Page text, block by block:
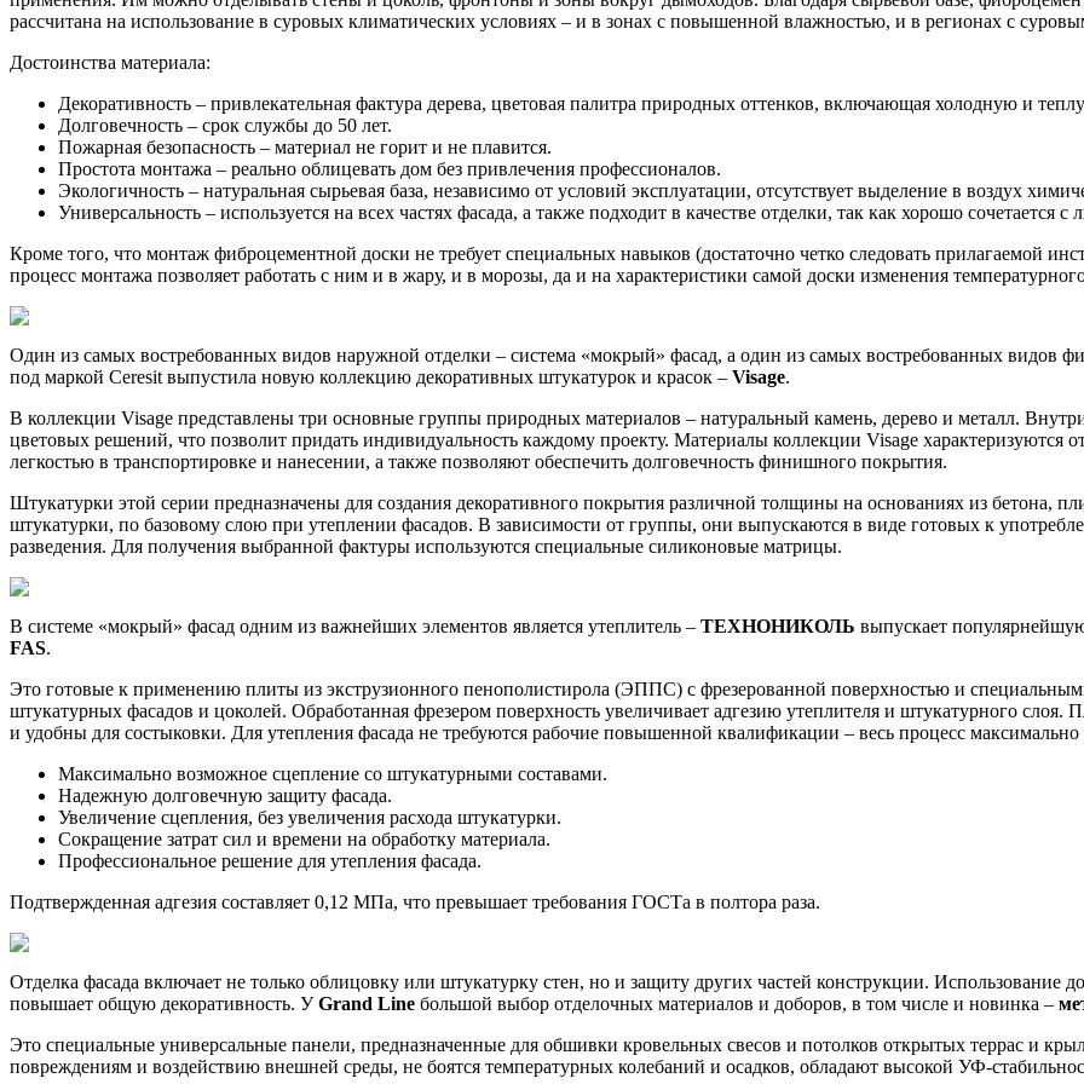
рассчитана на использование в суровых климатических условиях – и в зонах с повышенной влажностью, и в регионах с
Достоинства материала:
Декоративность – привлекательная фактура дерева, цветовая палитра природных оттенков, включающая холодную и
Долговечность – срок службы до 50 лет.
Пожарная безопасность – материал не горит и не плавится.
Простота монтажа – реально облицевать дом без привлечения профессионалов.
Экологичность – натуральная сырьевая база, независимо от условий эксплуатации, отсутствует выделение в воздух
Универсальность – используется на всех частях фасада, а также подходит в качестве отделки, так как хорошо
Кроме того, что монтаж фиброцементной доски не требует специальных навыков (достаточно четко следовать прилагаемой
процесс монтажа позволяет работать с ним и в жару, и в морозы, да и на характеристики самой доски изменения
Один из самых востребованных видов наружной отделки – система «мокрый» фасад, а один из самых востребованных видов
под маркой Ceresit выпустила новую коллекцию декоративных штукатурок и красок – Visage.
В коллекции Visage представлены три основные группы природных материалов – натуральный камень, дерево и металл.
цветовых решений, что позволит придать индивидуальность каждому проекту. Материалы коллекции Visage
легкостью в транспортировке и нанесении, а также позволяют обеспечить долговечность финишного покрытия.
Штукатурки этой серии предназначены для создания декоративного покрытия различной толщины на основаниях из
штукатурки, по базовому слою при утеплении фасадов. В зависимости от группы, они выпускаются в виде готовых к
разведения. Для получения выбранной фактуры используются специальные силиконовые матрицы.
В системе «мокрый» фасад одним из важнейших элементов является утеплитель – ТЕХНОНИКОЛЬ выпускает
FAS.
Это готовые к применению плиты из экструзионного пенополистирола (ЭППС) с фрезерованной поверхностью и
штукатурных фасадов и цоколей. Обработанная фрезером поверхность увеличивает адгезию утеплителя и штукатурного
и удобны для состыковки. Для утепления фасада не требуются рабочие повышенной квалификации – весь процесс максимально
Максимально возможное сцепление со штукатурными составами.
Надежную долговечную защиту фасада.
Увеличение сцепления, без увеличения расхода штукатурки.
Сокращение затрат сил и времени на обработку материала.
Профессиональное решение для утепления фасада.
Подтвержденная адгезия составляет 0,12 МПа, что превышает требования ГОСТа в полтора раза.
Отделка фасада включает не только облицовку или штукатурку стен, но и защиту других частей конструкции. Использование
повышает общую декоративность. УGrand Line большой выбор отделочных материалов и доборов, в том числе и новинка –
Это специальные универсальные панели, предназначенные для обшивки кровельных свесов и потолков открытых террас и
повреждениям и воздействию внешней среды, не боятся температурных колебаний и осадков, обладают высокой УФ-